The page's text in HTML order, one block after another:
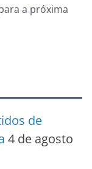
a próxima
de
4 de agosto